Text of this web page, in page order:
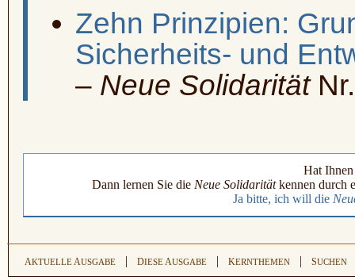
Zehn Prinzipien:
Sicherheits- und
– Neue Solidarität
Hat
Dann lernen Sie die Neue Solidaritätkennen durch
Ja bitte, ich will die
AKTUELLEAUSGABE | DIESEAUSGABE | KERNTHEMEN | SUCHEN